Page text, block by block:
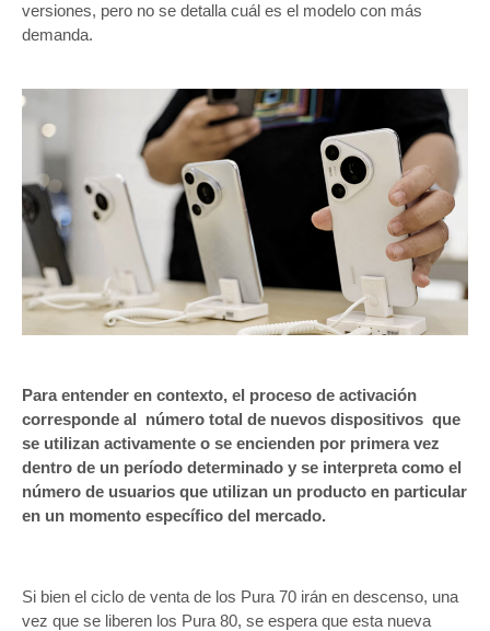
versiones, pero no se detalla cuál es el modelo con más
demanda.
Para entender en contexto, el proceso de activación
corresponde al número total de nuevos dispositivos que
se utilizan activamente o se encienden por primera vez
dentro de un período determinado y se interpreta como el
número de usuarios que utilizan un producto en particular
en un momento específico del mercado.
Si bien el ciclo de venta de los Pura 70 irán en descenso, una
vez que se liberen los Pura 80, se espera que esta nueva